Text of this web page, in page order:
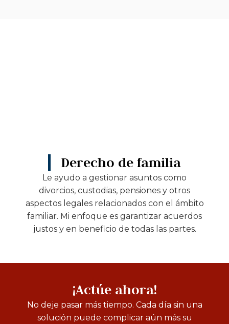
Derecho de familia
Le ayudo a gestionar asuntos como
divorcios, custodias, pensiones y otros
aspectos legales relacionados con el ámbito
familiar. Mi enfoque es garantizar acuerdos
justos y en beneficio de todas las partes.
¡Actúe ahora!
No deje pasar más tiempo. Cada día sin una
solución puede complicar aún más su